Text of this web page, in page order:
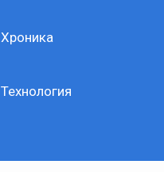
Хроника
Технология